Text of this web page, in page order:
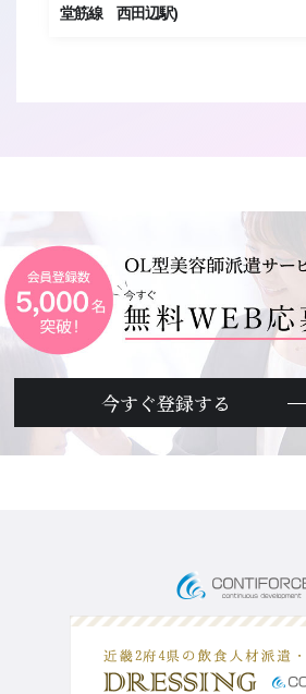
堂筋線 西田辺駅)
今すぐ登録する